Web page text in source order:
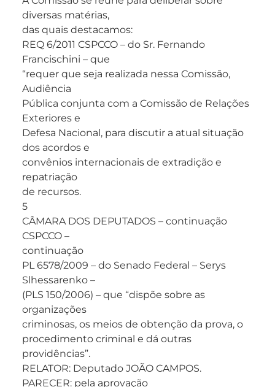
diversas matérias,
das quais destacamos:
REQ 6/2011 CSPCCO – do Sr. Fernando
Francischini – que
“requer que seja realizada nessa Comissão,
Audiência
Pública conjunta com a Comissão de Relações
Exteriores e
Defesa Nacional, para discutir a atual situação
dos acordos e
convênios internacionais de extradição e
repatriação
de recursos.
5
CÂMARA DOS DEPUTADOS – continuação
CSPCCO –
continuação
PL 6578/2009 – do Senado Federal – Serys
Slhessarenko –
(PLS 150/2006) – que “dispõe sobre as
organizações
criminosas, os meios de obtenção da prova, o
procedimento criminal e dá outras
providências”.
RELATOR: Deputado JOÃO CAMPOS.
PARECER: pela aprovação